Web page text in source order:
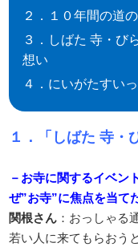
２．１０年間の道
３．しばた 寺・び
想い
４．にいがたすい
１．「しばた 寺・
－お寺に関するイベン
ぜ”お寺”に焦点を当て
関根さん ：おっしゃる
若い人に来てもらおう